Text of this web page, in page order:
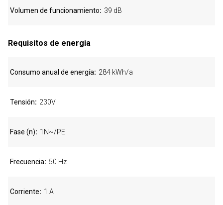
Volumen de funcionamiento 39 dB
Requisitos de energia
Consumo anual de energía 284 kWh/a
Tensión 230V
Fase (n) 1N~/PE
Frecuencia 50 Hz
Corriente 1 A